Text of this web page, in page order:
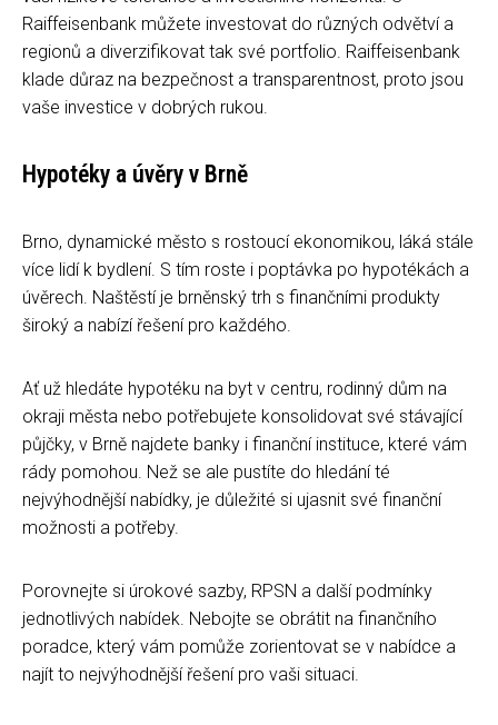
Raiffeisenbank můžete investovat do různých odvětví a
regionů a diverzifikovat tak své portfolio. Raiffeisenbank
klade důraz na bezpečnost a transparentnost, proto jsou
vaše investice v dobrých rukou.
Hypotéky a úvěry v Brně
Brno, dynamické město s rostoucí ekonomikou, láká stále
více lidí k bydlení. S tím roste i poptávka po hypotékách a
úvěrech. Naštěstí je brněnský trh s finančními produkty
široký a nabízí řešení pro každého.
Ať už hledáte hypotéku na byt v centru, rodinný dům na
okraji města nebo potřebujete konsolidovat své stávající
půjčky, v Brně najdete banky i finanční instituce, které vám
rády pomohou. Než se ale pustíte do hledání té
nejvýhodnější nabídky, je důležité si ujasnit své finanční
možnosti a potřeby.
Porovnejte si úrokové sazby, RPSN a další podmínky
jednotlivých nabídek. Nebojte se obrátit na finančního
poradce, který vám pomůže zorientovat se v nabídce a
najít to nejvýhodnější řešení pro vaši situaci.